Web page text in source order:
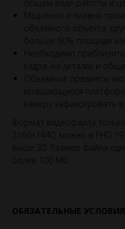
общем виде работы в
Медленно и плавно
объёмного объекта:
Необходимо
кадра: на деталях и
Объемные предметы
вращающуюся
камеру зафиксировать
Формат видеофайла
2160×1440, можно в FHD
выше 30. Размер файла
ОБЯЗАТЕЛЬНЫЕ